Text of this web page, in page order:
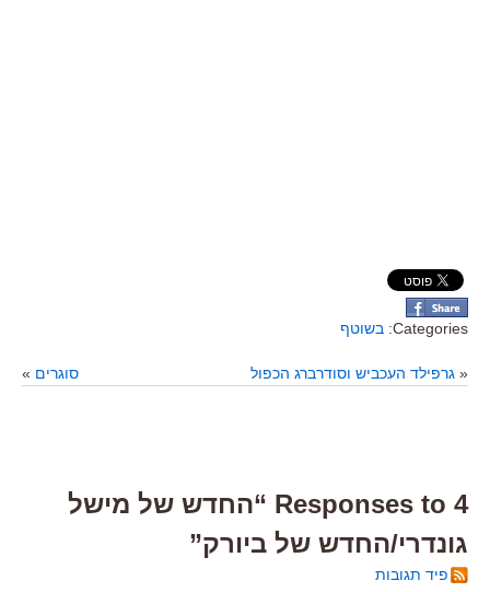
Categories: בשוטף
« גרפילד העכביש וסודרברג הכפול סוגרים »
4 Responses to “החדש של מישל
גונדרי/החדש של ביורק”
פיד תגובות